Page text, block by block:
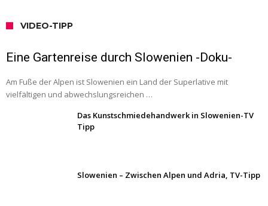
VIDEO-TIPP
Eine Gartenreise durch Slowenien -Doku-
Am Fuße der Alpen ist Slowenien ein Land der Superlative mit
vielfältigen und abwechslungsreichen …
Das Kunstschmiedehandwerk in Slowenien-TV
Tipp
Slowenien – Zwischen Alpen und Adria, TV-Tipp